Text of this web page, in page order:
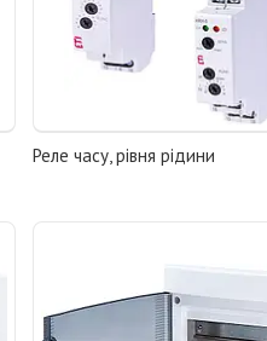
Реле часу, рівня рідини